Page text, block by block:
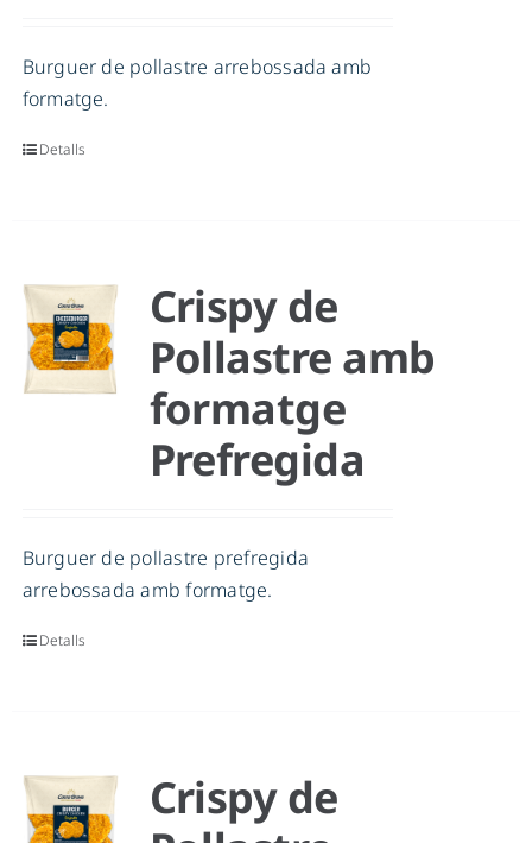
Burguer de pollastre arrebossada amb
formatge.
Detalls
Crispy de
Pollastre amb
formatge
Prefregida
Burguer de pollastre prefregida
arrebossada amb formatge.
Detalls
Crispy de